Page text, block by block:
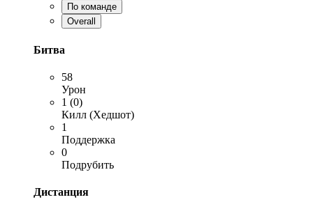
По команде
Overall
Битва
58
Урон
1 (0)
Килл (Хедшот)
1
Поддержка
0
Подрубить
Дистанция